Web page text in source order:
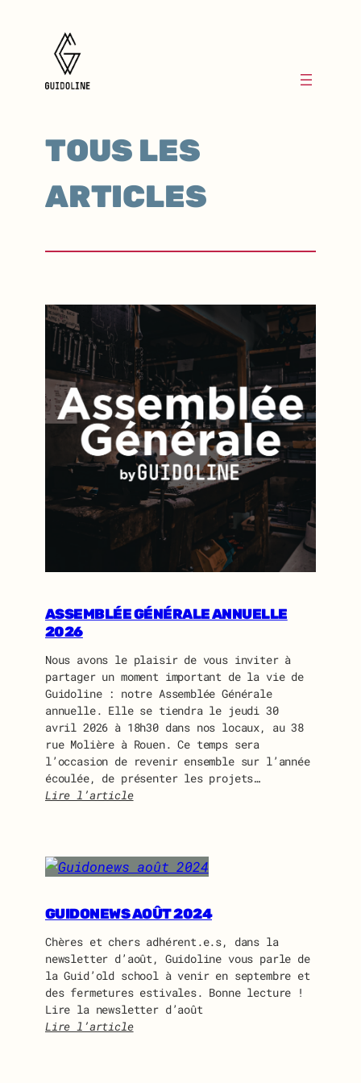
TOUS LES
ARTICLES
ASSEMBLÉE GÉNÉRALE ANNUELLE
2026
Nous avons le plaisir de vous inviter à
partager un moment important de la vie de
Guidoline : notre Assemblée Générale
annuelle. Elle se tiendra le jeudi 30
avril 2026 à 18h30 dans nos locaux, au 38
rue Molière à Rouen. Ce temps sera
l’occasion de revenir ensemble sur l’année
écoulée, de présenter les projets…
Lire l’article
s
e
b
é
e
G
é
n
é
GUIDONEWS AOÛT 2024
Chères et chers adhérent.e.s, dans la
newsletter d’août, Guidoline vous parle de
la Guid’old school à venir en septembre et
des fermetures estivales. Bonne lecture !
Lire la newsletter d’août
Lire l’article